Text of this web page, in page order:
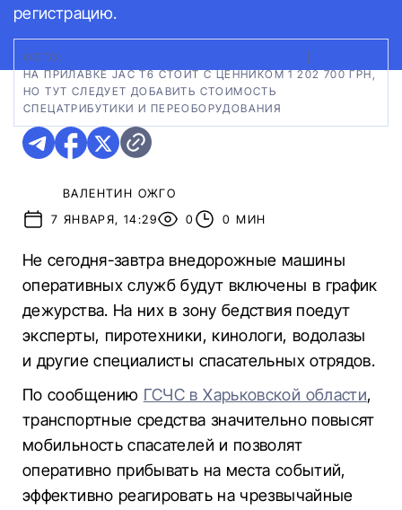
регистрацию.
ФОТО:
НА ПРИЛАВКЕ JAC T6 СТОИТ С ЦЕННИКОМ 1 202 700 ГРН,
НО ТУТ СЛЕДУЕТ ДОБАВИТЬ СТОИМОСТЬ
СПЕЦАТРИБУТИКИ И ПЕРЕОБОРУДОВАНИЯ
ВАЛЕНТИН ОЖГО
7 ЯНВАРЯ, 14:29
0 0 МИН
Не сегодня-завтра внедорожные машины
оперативных служб будут включены в график
дежурства. На них в зону бедствия поедут
эксперты, пиротехники, кинологи, водолазы
и другие специалисты спасательных отрядов.
По сообщению ГСЧС в Харьковской области,
транспортные средства значительно повысят
мобильность спасателей и позволят
оперативно прибывать на места событий,
эффективно реагировать на чрезвычайные